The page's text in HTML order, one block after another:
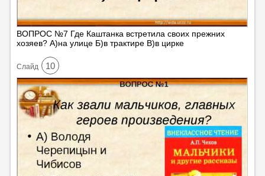
ВОПРОС №7 Где Каштанка встретила своих прежних
хозяев? А)на улице Б)в трактире В)в цирке
Cлайд 10